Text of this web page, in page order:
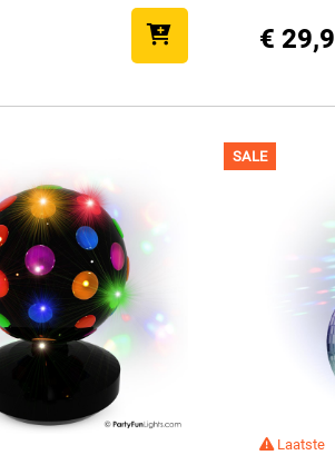
€
SALE
Laatste